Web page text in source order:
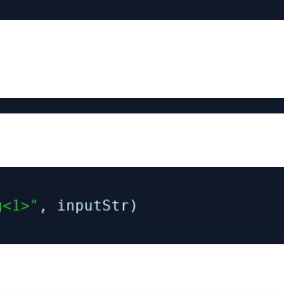
, inputStr)